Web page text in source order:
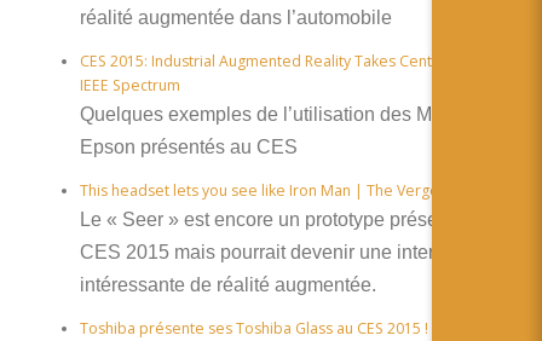
réalité augmentée dans l’automobile
CES 2015: Industrial Augmented Reality Takes Center Stage –
IEEE Spectrum
Quelques exemples de l’utilisation des Movario d’
Epson présentés au CES
This headset lets you see like Iron Man | The Verge
Le « Seer » est encore un prototype présenté au
CES 2015 mais pourrait devenir une interface
intéressante de réalité augmentée.
Toshiba présente ses Toshiba Glass au CES 2015 ! – Eboow